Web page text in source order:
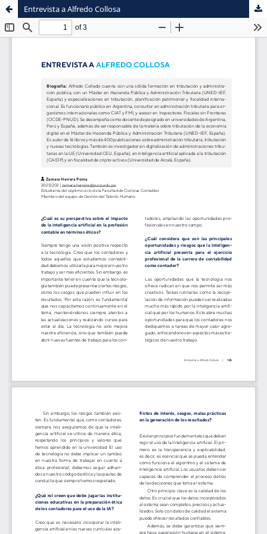
Sistema de
Bibliotecas
Facultad de
Ciencias Contables
Entrevista a Alfredo Collosa